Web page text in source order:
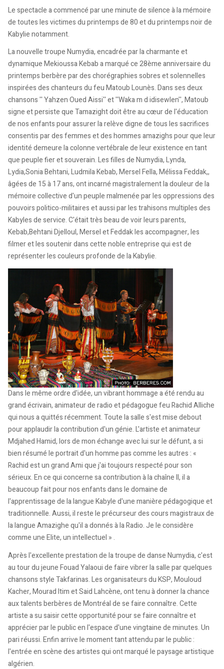
Le spectacle a commencé par une minute de silence à la mémoire
de toutes les victimes du printemps de 80 et du printemps noir de
Kabylie notamment.
La nouvelle troupe Numydia, encadrée par la charmante et
dynamique Mekioussa Kebab a marqué ce 28ème anniversaire du
printemps berbère par des chorégraphies sobres et solennelles
inspirées des chanteurs du feu Matoub Lounès. Dans ses deux
chansons '' Yahzen Oued Aissi'' et ''Waka m d idisewlen'', Matoub
signe et persiste que Tamazight doit être au cœur de l'éducation
de nos enfants pour assurer la relève digne de tous les sacrifices
consentis par des femmes et des hommes amazighs pour que leur
identité demeure la colonne vertébrale de leur existence en tant
que peuple fier et souverain. Les filles de Numydia, Lynda,
Lydia,Sonia Behtani, Ludmila Kebab, Mersel Fella, Mélissa Feddak,,
âgées de 15 à 17 ans, ont incarné magistralement la douleur de la
mémoire collective d'un peuple malmenée par les oppressions des
pouvoirs politico-militaires et aussi par les trahisons multiples des
Kabyles de service. C'était très beau de voir leurs parents,
Kebab,Behtani Djelloul, Mersel et Feddak les accompagner, les
filmer et les soutenir dans cette noble entreprise qui est de
représenter les couleurs profonde de la Kabylie.
Dans le même ordre d'idée, un vibrant hommage a été rendu au
grand écrivain, animateur de radio et pédagogue feu Rachid Alliche
qui nous a quittés récemment. Toute la salle s'est mise debout
pour applaudir la contribution d'un génie. L'artiste et animateur
Mdjahed Hamid, lors de mon échange avec lui sur le défunt, a si
bien résumé le portrait d'un homme pas comme les autres : «
Rachid est un grand Ami que j'ai toujours respecté pour son
sérieux. En ce qui concerne sa contribution à la chaîne II, il a
beaucoup fait pour nos enfants dans le domaine de
l'apprentissage de la langue Kabyle d'une manière pédagogique et
traditionnelle. Aussi, il reste le précurseur des cours magistraux de
la langue Amazighe qu'il a donnés à la Radio. Je le considère
comme une Elite, un intellectuel » .
Après l'excellente prestation de la troupe de danse Numydia, c'est
au tour du jeune Fouad Yalaoui de faire vibrer la salle par quelques
chansons style Takfarinas. Les organisateurs du KSP, Mouloud
Kacher, Mourad Itim et Said Lahcène, ont tenu à donner la chance
aux talents berbères de Montréal de se faire connaître. Cette
artiste a su saisir cette opportunité pour se faire connaître et
apprécier par le public en l'espace d'une vingtaine de minutes. Un
pari réussi. Enfin arrive le moment tant attendu par le public :
l'entrée en scène des artistes qui ont marqué le paysage artistique
algérien.